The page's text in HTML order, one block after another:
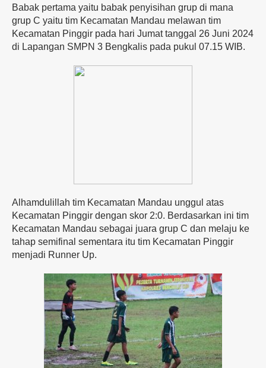
Babak pertama yaitu babak penyisihan grup di mana
grup C yaitu tim Kecamatan Mandau melawan tim
Kecamatan Pinggir pada hari Jumat tanggal 26 Juni 2024
di Lapangan SMPN 3 Bengkalis pada pukul 07.15 WIB.
Alhamdulillah tim Kecamatan Mandau unggul atas
Kecamatan Pinggir dengan skor 2:0. Berdasarkan ini tim
Kecamatan Mandau sebagai juara grup C dan melaju ke
tahap semifinal sementara itu tim Kecamatan Pinggir
menjadi Runner Up.